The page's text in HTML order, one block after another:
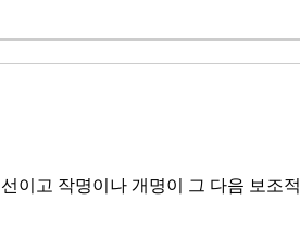
이고 작명이나 개명이 그 다음 보조적